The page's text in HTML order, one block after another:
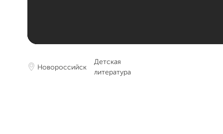
Новороссийск
Детская
литература